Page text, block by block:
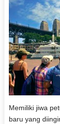
Memiliki jiwa
baru yang